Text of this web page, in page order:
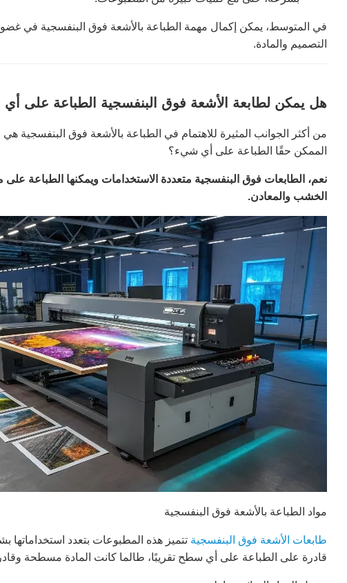
في المتوسط، يمكن إكمال مهمة الطباعة بالأشعة فوق البنفسجية في
التصميم والمادة.
هل يمكن لطابعة الأشعة فوق البنفسجية الطباعة على
من أكثر الجوانب المثيرة للاهتمام في الطباعة بالأشعة فوق
الممكن حقًا الطباعة على أي شيء؟
نعم، الطابعات فوق البنفسجية متعددة الاستخدامات ويمكنها الطباعة
الخشب والمعادن.
مواد الطباعة بالأشعة فوق البنفسجية
طابعات الأشعة فوق البنفسجية تتميز هذه المطبوعات بتعدد استخداماتها
قادرة على الطباعة على أي سطح تقريبًا، طالما كانت المادة مسطحة